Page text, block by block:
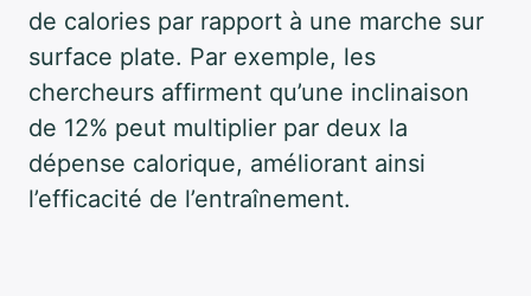
de calories par rapport à une marche sur
surface plate. Par exemple, les
chercheurs affirment qu’une inclinaison
de 12% peut multiplier par deux la
dépense calorique, améliorant ainsi
l’efficacité de l’entraînement.